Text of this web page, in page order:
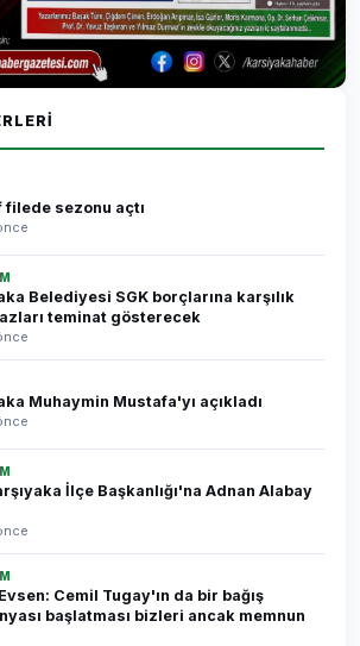
filede sezonu açtı
Belediyesi SGK borçlarına karşılık
teminat gösterecek
Muhaymin Mustafa'yı açıkladı
İlçe Başkanlığı'na Adnan Alabay
Cemil Tugay'ın da bir bağış
başlatması bizleri ancak memnun